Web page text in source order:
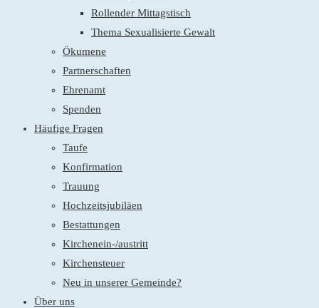
Rollender Mittagstisch
Thema Sexualisierte Gewalt
Ökumene
Partnerschaften
Ehrenamt
Spenden
Häufige Fragen
Taufe
Konfirmation
Trauung
Hochzeitsjubiläen
Bestattungen
Kirchenein-/austritt
Kirchensteuer
Neu in unserer Gemeinde?
Über uns